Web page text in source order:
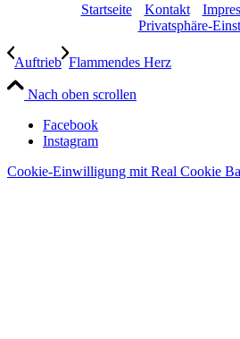
Startseite
Kontakt
Privatsphäre-
Auftrieb Flammendes Herz
Nach oben scrollen
Facebook
Instagram
Cookie-Einwilligung mit Real Cookie